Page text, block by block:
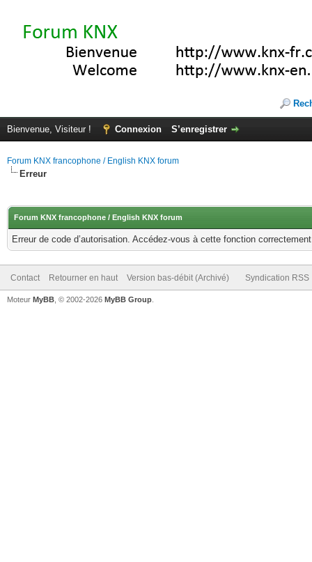
Bienvenue, Visiteur ! Connexion S’enregistrer
Forum KNX francophone / English KNX forum
Erreur
Forum KNX francophone / English KNX forum
Erreur de code d’autorisation. Accédez-vous à cette fonction
Contact Retourner en haut Version bas-débit (Archivé) Syndication RSS
Moteur MyBB , © 2002-2026 MyBB Group